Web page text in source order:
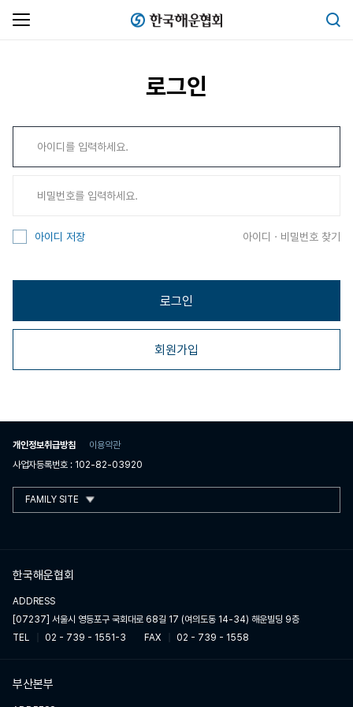
검색
한국해운협회
로그인
아이디 저장 아이디 · 비밀번호 찾기
로그인
회원가입
개인정보취급방침
이용약관
사업자등록번호 : 102-82-03920
FAMILY SITE
한국해운협회
ADDRESS
[07237] 서울시 영등포구 국회대로 68길 17 (여의도동 14-34) 해운빌딩 9층
TEL
02 - 739 - 1551-3 FAX 02 - 739 - 1558
부산본부